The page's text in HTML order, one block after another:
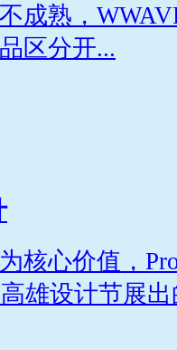
成熟，
区分开...
核心价值，
雄设计节展